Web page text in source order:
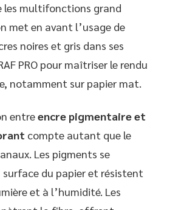
les multifonctions grand
met en avant l’usage de
noires et gris dans ses
PRO pour maîtriser le rendu
notamment sur papier mat.
entreencre pigmentaire et
compte autant que le
Les pigments se
surface du papier et résistent
et à l’humidité. Les